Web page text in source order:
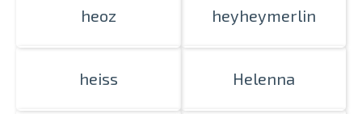
heoz heyheymerlin
heiss Helenna